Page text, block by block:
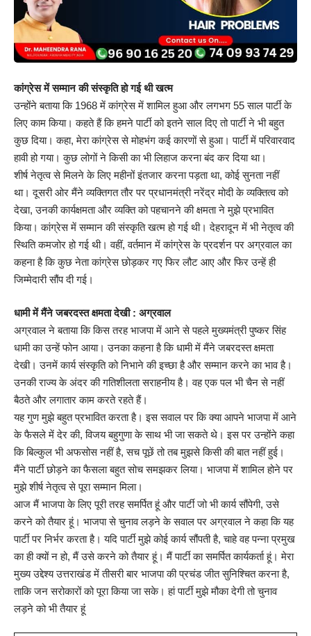
कांग्रेस में सम्मान की संस्कृति हो गई थी खत्म
उन्होंने बताया कि 1968 में कांग्रेस में शामिल हुआ और लगभग 55 साल पार्टी के
लिए काम किया। कहते हैं कि हमने पार्टी को इतने साल दिए तो पार्टी ने भी बहुत
कुछ दिया। कहा, मेरा कांग्रेस से मोहभंग कई कारणों से हुआ। पार्टी में परिवारवाद
हावी हो गया। कुछ लोगों ने किसी का भी लिहाज करना बंद कर दिया था।
शीर्ष नेतृत्व से मिलने के लिए महीनों इंतजार करना पड़ता था, कोई सुनता नहीं
था। दूसरी ओर मैंने व्यक्तिगत तौर पर प्रधानमंत्री नरेंद्र मोदी के व्यक्तित्व को
देखा, उनकी कार्यक्षमता और व्यक्ति को पहचानने की क्षमता ने मुझे प्रभावित
किया। कांग्रेस में सम्मान की संस्कृति खत्म हो गई थी। देहरादून में भी नेतृत्व की
स्थिति कमजोर हो गई थी। वहीं, वर्तमान में कांग्रेस के प्रदर्शन पर अग्रवाल का
कहना है कि कुछ नेता कांग्रेस छोड़कर गए फिर लौट आए और फिर उन्हें ही
जिम्मेदारी सौंप दी गई।
धामी में मैंने जबरदस्त क्षमता देखी : अग्रवाल
अग्रवाल ने बताया कि किस तरह भाजपा में आने से पहले मुख्यमंत्री पुष्कर सिंह
धामी का उन्हें फोन आया। उनका कहना है कि धामी में मैंने जबरदस्त क्षमता
देखी। उनमें कार्य संस्कृति को निभाने की इच्छा है और सम्मान करने का भाव है।
उनकी राज्य के अंदर की गतिशीलता सराहनीय है। वह एक पल भी चैन से नहीं
बैठते और लगातार काम करते रहते हैं।
यह गुण मुझे बहुत प्रभावित करता है। इस सवाल पर कि क्या आपने भाजपा में आने
के फैसले में देर की, विजय बहुगुणा के साथ भी जा सकते थे। इस पर उन्होंने कहा
कि बिल्कुल भी अफसोस नहीं है, सच पूछें तो तब मुझसे किसी की बात नहीं हुई।
मैंने पार्टी छोड़ने का फैसला बहुत सोच समझकर लिया। भाजपा में शामिल होने पर
मुझे शीर्ष नेतृत्व से पूरा सम्मान मिला।
आज मैं भाजपा के लिए पूरी तरह समर्पित हूं और पार्टी जो भी कार्य सौंपेगी, उसे
करने को तैयार हूं। भाजपा से चुनाव लड़ने के सवाल पर अग्रवाल ने कहा कि यह
पार्टी पर निर्भर करता है। यदि पार्टी मुझे कोई कार्य सौंपती है, चाहे वह पन्ना प्रमुख
का ही क्यों न हो, मैं उसे करने को तैयार हूं। मैं पार्टी का समर्पित कार्यकर्ता हूं। मेरा
मुख्य उद्देश्य उत्तराखंड में तीसरी बार भाजपा की प्रचंड जीत सुनिश्चित करना है,
ताकि जन सरोकारों को पूरा किया जा सके। हां पार्टी मुझे मौका देगी तो चुनाव
लड़ने को भी तैयार हूं